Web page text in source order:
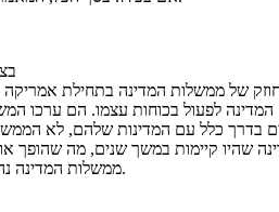
של ממשלות המדינה בתחילת אמריקה
המדינה לפעול בכוחות עצמו. הם ערכו
בדרך כלל עם המדינות שלהם, לא
שהיו קיימות במשך שנים, מה שהופך
ממשלות המדינה נהנו מתמיכה חזקה מאזרחיה.